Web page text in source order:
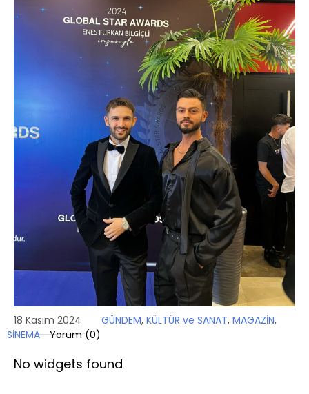
18 Kasım 2024 GÜNDEM, KÜLTÜR ve SANAT, MAGAZİN,
SİNEMA
Yorum (0)
No widgets found